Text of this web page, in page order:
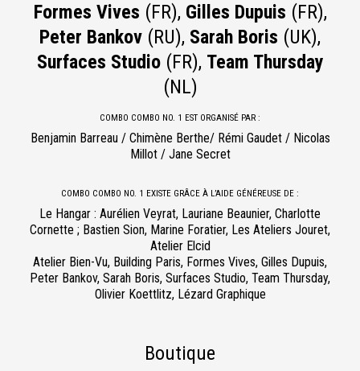
Formes Vives (FR), Gilles Dupuis (FR),
Peter Bankov (RU), Sarah Boris (UK),
Surfaces Studio(FR), Team Thursday
(NL)
COMBO COMBO NO. 1 EST ORGANISÉ PAR :
Benjamin Barreau / Chimène Berthe/ Rémi Gaudet / Nicolas
Millot / Jane Secret
COMBO COMBO NO. 1 EXISTE GRÂCE À L’AIDE GÉNÉREUSE DE :
Le Hangar : Aurélien Veyrat, Lauriane Beaunier, Charlotte
Cornette ; Bastien Sion, Marine Foratier, Les Ateliers Jouret,
Atelier Elcid
Atelier Bien-Vu, Building Paris, Formes Vives, Gilles Dupuis,
Peter Bankov, Sarah Boris, Surfaces Studio, Team Thursday,
Olivier Koettlitz, Lézard Graphique
Boutique